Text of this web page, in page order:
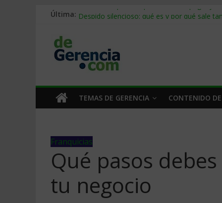
Última: Stablecoins para empresas: cómo pagar y
Trabajo forzoso en la cadena de
Mercado hispano de EE. UU.: cómo
TEMAS DE GERENCIA CONTENIDO
Franquicias
Qué pasos
tu negocio